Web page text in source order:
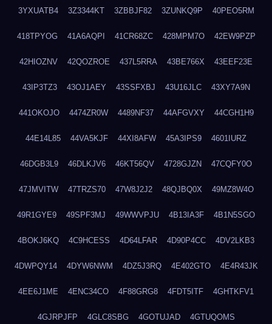
3YXUATB4 3Z3344KT 3ZBBJF82 3ZUNKQ9P 40PEO5RM
418TPYOG 41A6AQPI 41CR68ZC 428MPM7O 42EW9PZP
42HIOZNV 42QOZROE 437L5RRA 43BE766X 43EEF23E
43IP3TZ3 43OJ1AEY 43SSFXBJ 43U16JLC 43XY7A9N
441OKOJO 4474ZR0W 4489NF37 44AFGVXY 44CGH1H9
44E14L85 44VA5KJF 44XI8AFW 45A3IPS9 4601IURZ
46DGB3L9 46DLKJV6 46KT56QV 4728GJZN 47CQFY0O
47JMVITW 47TRZS70 47W8J2J2 48QJBQ0X 49MZ8W4O
49R1GYE9 49SPF3MJ 49WWVPJU 4B13IA3F 4B1N5SGO
4BOKJ6KQ 4C9HCESS 4D64LFAR 4D90P4CC 4DV2LKB3
4DWPQY14 4DYW6NWM 4DZ5J3RQ 4E402GTO 4E4R43JK
4EE6J1ME 4ENC34CO 4F88GRG8 4FDT5ITF 4GHTKFV1
4GJRPJFP 4GLC8SBG 4GOTUJAD 4GTUQOMS